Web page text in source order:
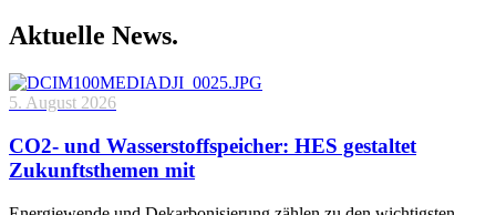
Aktuelle News.
5. August 2026
CO2- und Wasserstoffspeicher: HES gestaltet
Zukunftsthemen mit